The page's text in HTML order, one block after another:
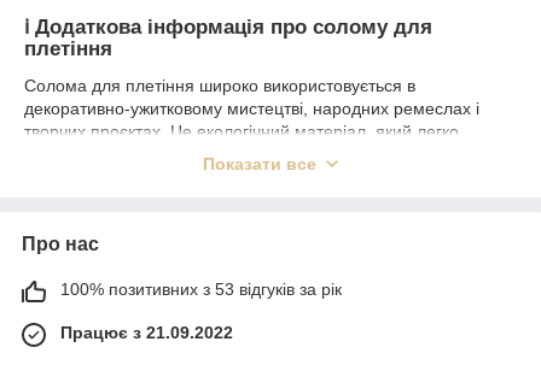
ℹ️ Додаткова інформація про солому для
плетіння
Солома для плетіння широко використовується в
декоративно-ужитковому мистецтві, народних ремеслах і
творчих проєктах. Це екологічний матеріал, який легко
піддається обробці та чудово підходить для виготовлення
Залежно від виду, солома може відрізнятися довжиною,
шириною та ступенем підготовки (очищена, різана, ціла
тощо). Усі представлені товари підходять як для початківців,
так і для досвідчених майстрів.
При виборі звертайте увагу на характеристики:
Показати все
Про нас
100% позитивних з 53 відгуків за рік
Працює з 21.09.2022